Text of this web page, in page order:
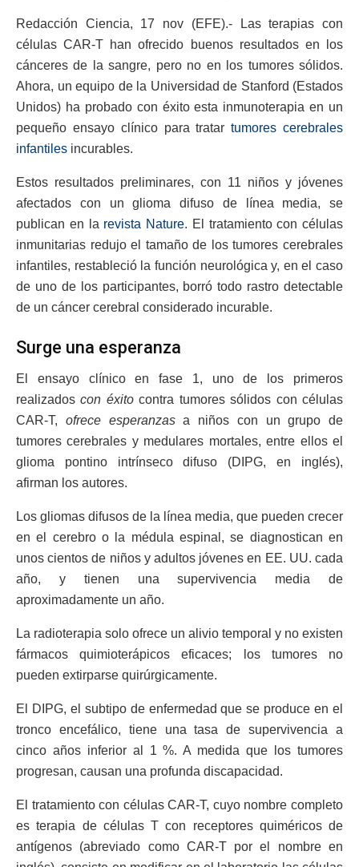
Redacción Ciencia, 17 nov (EFE).- Las terapias con
células CAR-T han ofrecido buenos resultados en los
cánceres de la sangre, pero no en los tumores sólidos.
Ahora, un equipo de la Universidad de Stanford (Estados
Unidos) ha probado con éxito esta inmunoterapia en un
pequeño ensayo clínico para tratartumores cerebrales
infantiles incurables.
Estos resultados preliminares, con 11 niños y jóvenes
afectados con un glioma difuso de línea media, se
publican en la revista Nature. El tratamiento con células
inmunitarias redujo el tamaño de los tumores cerebrales
infantiles, restableció la función neurológica y, en el caso
de uno de los participantes, borró todo rastro detectable
de un cáncer cerebral considerado incurable.
Surge una esperanza
El ensayo clínico en fase 1, uno de los primeros
realizadoscon éxitocontra tumores sólidos con células
CAR-T, ofrece esperanzasa niños con un grupo de
tumores cerebrales y medulares mortales, entre ellos el
glioma pontino intrínseco difuso (DIPG, en inglés),
afirman los autores.
Los gliomas difusos de la línea media, que pueden crecer
en el cerebro o la médula espinal, se diagnostican en
unos cientos de niños y adultos jóvenes en EE. UU. cada
año, y tienen una supervivencia media de
aproximadamente un año.
La radioterapia solo ofrece un alivio temporal y no existen
fármacos quimioterápicos eficaces; los tumores no
pueden extirparse quirúrgicamente.
El DIPG, el subtipo de enfermedad que se produce en el
tronco encefálico, tiene una tasa de supervivencia a
cinco años inferior al 1 %. A medida que los tumores
progresan, causan una profunda discapacidad.
El tratamiento con células CAR-T, cuyo nombre completo
es terapia de células T con receptores quiméricos de
antígenos (abreviado como CAR-T por el nombre en